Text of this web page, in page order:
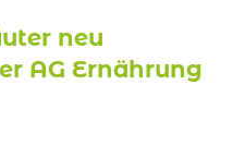
neu
AG Ernährung